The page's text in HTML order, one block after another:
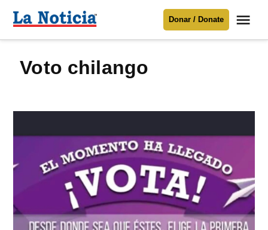
Para mantenerte informado necesitamos
contenido
Noticia
Donar / Donate
voto chilango